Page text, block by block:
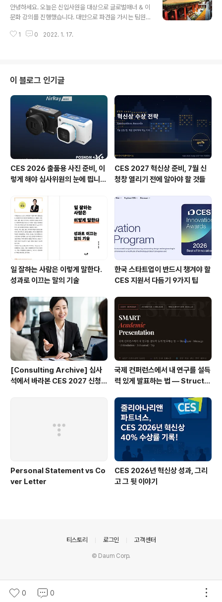
民大會堂)’ 등은 간판이나 상표에 사용할 수 없고요. ‘중국
(中國)’이나 ‘국(國)’자를 첫 글자로 하는 상표에 대한 심사
조 1항목 1항~3항) 중화인민공화국의 국가 명칭, 국기, 국
안녕하세요. 오늘은 신입사원을 대상으로 글로벌매너 & 이
문화 강의를 진행했습니다. 대만으로 파견을 가시는 팀원
의 비즈니스 매너, 특이사항에 대해 궁금하신 분들을 위해
교류에 어색해 하지 않으나, 여전히 많은 사람들은 외국인
에게 열린 태도를 보이지 않는 경우가 많다. 대만에서는 그
들만의 방법으로 일처리가 되는 경우가 많다. 그들을 Chin
ese로 부르는 것은 매우 실례가 될 수 있으나 Taiwanes
e라고 하는 것이 좋다. 지금은 작은 대만섬에 갇혀 살지만
한때 중국 본토를 두고 중국 공..
1 0 2022. 1. 17.
이 블로그 인기글
CES 2026 출품용 사진 준비, 이
렇게 해야 심사위원의 눈에 띕니
CES 2027 혁신상 준비, 7월 신
청창 열리기 전에 알아야 할 것들
일 잘하는 사람은 이렇게 말한다.
성과로 이끄는 말의 기술
한국 스타트업이 반드시 챙겨야 할
CES 지원서 다듬기 9가지 팁
[Consulting Archive] 심사
석에서 바라본 CES 2027 신청
국제 컨퍼런스에서 내 연구를 설득
력 있게 발표하는 법 — Structu
· Rehearsal · Try
Personal Statement vs Co
ver Letter
CES 2026년 혁신상 성과, 그리
고 그 뒷 이야기
0 0
티스토리 로그인 고객센터
© Daum Corp.